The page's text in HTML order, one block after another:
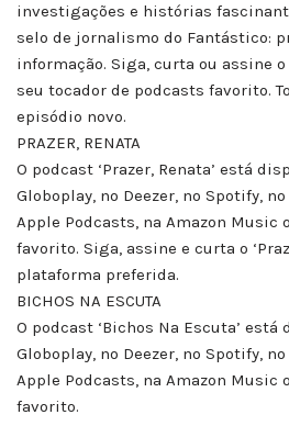
investigações e histórias
selo de jornalismo do Fantástico:
informação. Siga, curta ou assine
seu tocador de podcasts favorito.
episódio novo.
PRAZER, RENATA
O podcast ‘Prazer, Renata’ está
Globoplay, no Deezer, no Spotify,
Apple Podcasts, na Amazon Music
favorito. Siga, assine e curta o
plataforma preferida.
BICHOS NA ESCUTA
O podcast ‘Bichos Na Escuta’ está
Globoplay, no Deezer, no Spotify,
Apple Podcasts, na Amazon Music
favorito.